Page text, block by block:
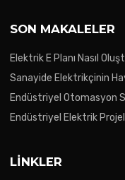
SON MAKALELER
Elektrik E Planı Nasıl
Sanayide Elektrikçinin
Endüstriyel Otomasyon
Endüstriyel Elektrik
LINKLER